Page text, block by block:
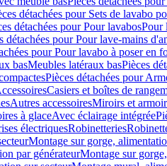
détachées pour Sets de lavabo
détachées pour Pour lavabosPour
détachées pour Pour lave-mains
pour Pour lavabo à poser en
basMeubles latéraux basPièces
Pièces détachées pour
Casiers et boîtes de
Autres accessoiresMiroirs et
à glaceAvec éclairage intégrée
électriquesRobinetteries
Montage sur gorge,
par générateurMontage sur